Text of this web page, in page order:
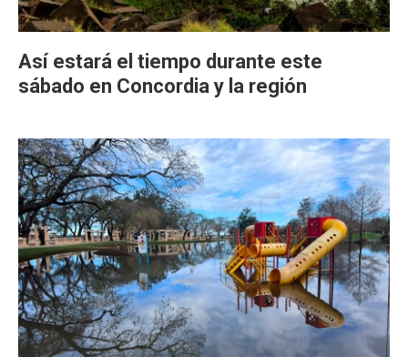
Así estará el tiempo durante este
sábado en Concordia y la región